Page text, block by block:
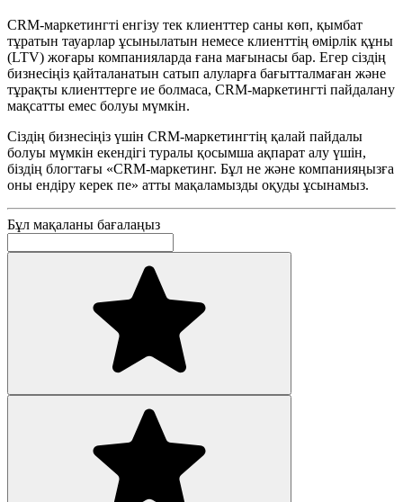
CRM-маркетингті енгізу тек клиенттер саны көп, қымбат
тұратын тауарлар ұсынылатын немесе клиенттің өмірлік құны
(LTV) жоғары компанияларда ғана мағынасы бар. Егер сіздің
бизнесіңіз қайталанатын сатып алуларға бағытталмаған және
тұрақты клиенттерге ие болмаса, CRM-маркетингті пайдалану
мақсатты емес болуы мүмкін.
Сіздің бизнесіңіз үшін CRM-маркетингтің қалай пайдалы
болуы мүмкін екендігі туралы қосымша ақпарат алу үшін,
біздің блогтағы «CRM-маркетинг. Бұл не және компанияңызға
оны ендіру керек пе» атты мақаламызды оқуды ұсынамыз.
Бұл мақаланы бағалаңыз